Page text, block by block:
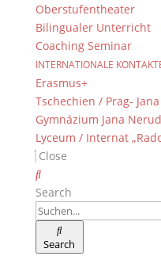
Oberstufentheater
Bilingualer Unterricht
Coaching Seminar
INTERNATIONALE
Erasmus+
Tschechien / Prag-
Gymnázium Jana
Lyceum / Internat
Close
Search
Search